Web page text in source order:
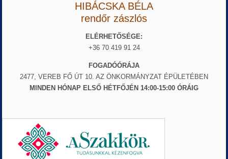
HIBÁCSKA BÉLA
rendőr zászlós
ELÉRHETŐSÉGE:
+36 70 419 91 24
FOGADÓÓRÁJA
2477, VEREB FŐ ÚT 10. AZ ÖNKORMÁNYZAT ÉPÜLETÉBEN
MINDEN HÓNAP ELSŐ HÉTFŐJÉN 14:00-15:00 ÓRÁIG